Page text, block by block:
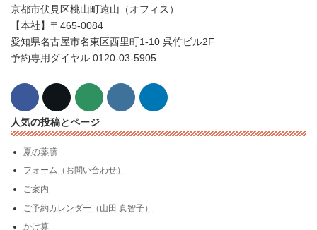
京都市伏見区桃山町遠山（オフィス）
【本社】〒465-0084
愛知県名古屋市名東区西里町1-10 呉竹ビル2F
予約専用ダイヤル 0120-03-5905
人気の投稿とページ
夏の薬膳
フォーム（お問い合わせ）
ご案内
ご予約カレンダー（山田 真智子）
かけ算